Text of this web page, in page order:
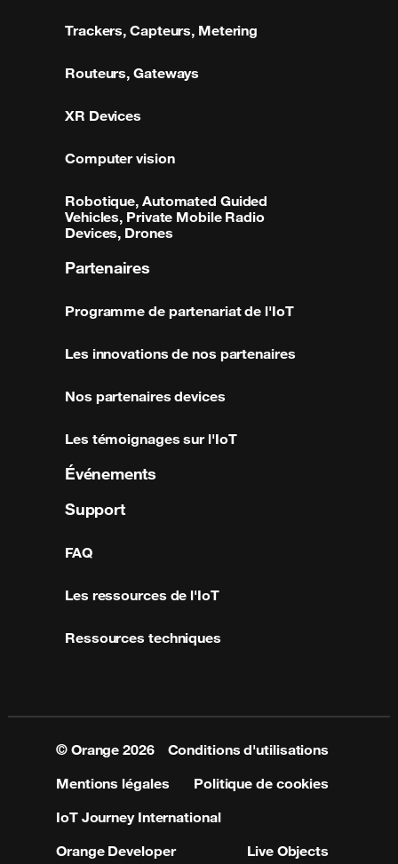
Trackers, Capteurs, Metering
Routeurs, Gateways
XR Devices
Computer vision
Robotique, Automated Guided
Vehicles, Private Mobile Radio
Devices, Drones
Partenaires
Programme de partenariat de l'IoT
Les innovations de nos partenaires
Nos partenaires devices
Les témoignages sur l'IoT
Événements
Support
FAQ
Les ressources de l'IoT
Ressources techniques
© Orange2026
Conditions d'utilisations
Mentions légales
Politique de cookies
IoT Journey International
Orange Developer
Live Objects